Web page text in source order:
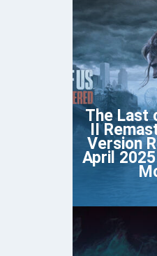
The Last
II
Version
April